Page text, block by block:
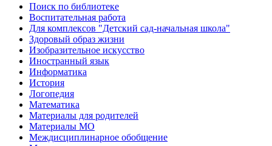
Поиск по библиотеке
Воспитательная работа
Для комплексов "Детский сад-начальная школа"
Здоровый образ жизни
Изобразительное искусство
Иностранный язык
Информатика
История
Логопедия
Математика
Материалы для родителей
Материалы МО
Междисциплинарное обобщение